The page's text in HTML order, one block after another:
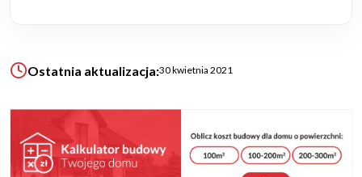
Ogrody
KALKULATOR BUDOWY
BLOG
O NAS
Ostatnia aktualizacja:30 kwietnia 2021